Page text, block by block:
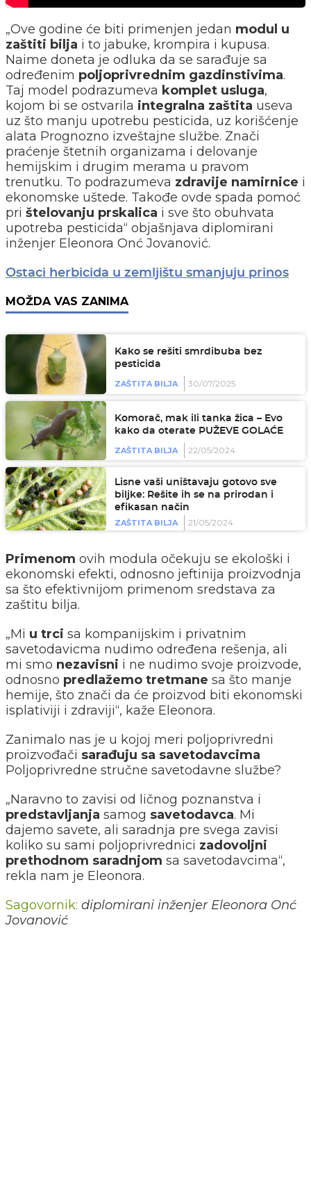
„Ove godine će biti primenjen jedan modul u
zaštiti bilja i to jabuke, krompira i kupusa.
Naime doneta je odluka da se sarađuje sa
određenim poljoprivrednim gazdinstivima.
Taj model podrazumeva komplet usluga,
kojom bi se ostvarila integralna zaštita useva
uz što manju upotrebu pesticida, uz korišćenje
alata Prognozno izveštajne službe. Znači
praćenje štetnih organizama i delovanje
hemijskim i drugim merama u pravom
trenutku. To podrazumeva zdravije namirnice i
ekonomske uštede. Takođe ovde spada pomoć
pri štelovanju prskalica i sve što obuhvata
upotreba pesticida“ objašnjava diplomirani
inženjer Eleonora Onć Jovanović.
Ostaci herbicida u zemljištu smanjuju prinos
MOŽDA VAS ZANIMA
Kako se rešiti smrdibuba bez
pesticida
ZAŠTITA BILJA 30/07/2025
Komorač, mak ili tanka žica – Evo
kako da oterate PUŽEVE GOLAĆE
ZAŠTITA BILJA 22/05/2024
Lisne vaši uništavaju gotovo sve
biljke: Rešite ih se na prirodan i
efikasan način
ZAŠTITA BILJA
21/05/2024
Primenom ovih modula očekuju se ekološki i
ekonomski efekti, odnosno jeftinija proizvodnja
sa što efektivnijom primenom sredstava za
zaštitu bilja.
„Mi u trci sa kompanijskim i privatnim
savetodavicma nudimo određena rešenja, ali
mi smo nezavisni i ne nudimo svoje proizvode,
odnosno predlažemo tretmane sa što manje
hemije, što znači da će proizvod biti ekonomski
isplativiji i zdraviji“, kaže Eleonora.
Zanimalo nas je u kojoj meri poljoprivredni
proizvođači sarađuju sa savetodavcima
Poljoprivredne stručne savetodavne službe?
„Naravno to zavisi od ličnog poznanstva i
predstavljanja samog savetodavca. Mi
dajemo savete, ali saradnja pre svega zavisi
koliko su sami poljoprivrednici zadovoljni
prethodnom saradnjom sa savetodavcima“,
rekla nam je Eleonora.
Sagovornik: diplomirani inženjer Eleonora Onć
Jovanović